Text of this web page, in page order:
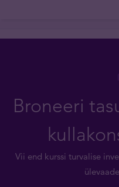
Broneeri
Vii end kurssi turvalise